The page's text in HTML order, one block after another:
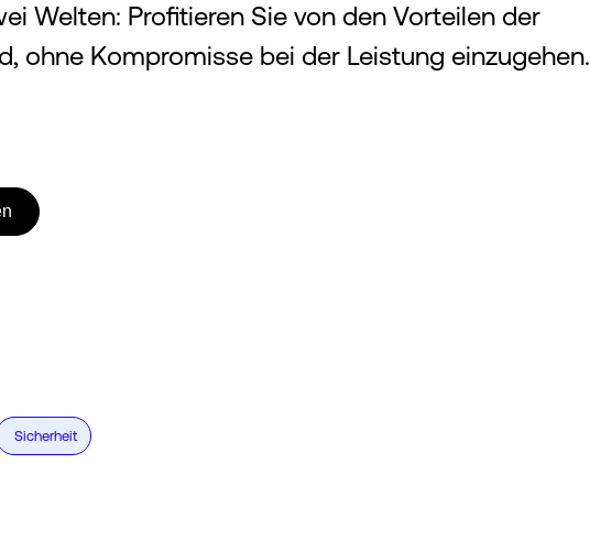
Welten: Profitieren Sie von den Vorteilen der
ohne Kompromisse bei der Leistung einzugehen.
Sicherheit